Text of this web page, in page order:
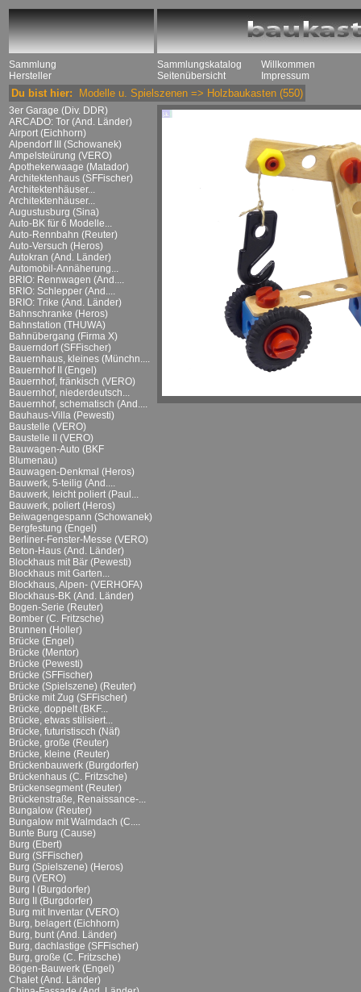
Sammlung
Hersteller
Sammlungskatalog
Seitenübersicht
Willkommen
Impressum
Du bist hier: Modelle u. Spielszenen => Holzbaukasten (550)
3er Garage (Div. DDR)
ARCADO: Tor (And. Länder)
Airport (Eichhorn)
Alpendorf III (Schowanek)
Ampelsteürung (VERO)
Apothekerwaage (Matador)
Architektenhaus (SFFischer)
Architektenhäuser...
Architektenhäuser...
Augustusburg (Sina)
Auto-BK für 6 Modelle...
Auto-Rennbahn (Reuter)
Auto-Versuch (Heros)
Autokran (And. Länder)
Automobil-Annäherung...
BRIO: Rennwagen (And....
BRIO: Schlepper (And....
BRIO: Trike (And. Länder)
Bahnschranke (Heros)
Bahnstation (THUWA)
Bahnübergang (Firma X)
Bauerndorf (SFFischer)
Bauernhaus, kleines (Münchn....
Bauernhof II (Engel)
Bauernhof, fränkisch (VERO)
Bauernhof, niederdeutsch...
Bauernhof, schematisch (And....
Bauhaus-Villa (Pewesti)
Baustelle (VERO)
Baustelle II (VERO)
Bauwagen-Auto (BKF
Blumenau)
Bauwagen-Denkmal (Heros)
Bauwerk, 5-teilig (And....
Bauwerk, leicht poliert (Paul...
Bauwerk, poliert (Heros)
Beiwagengespann (Schowanek)
Bergfestung (Engel)
Berliner-Fenster-Messe (VERO)
Beton-Haus (And. Länder)
Blockhaus mit Bär (Pewesti)
Blockhaus mit Garten...
Blockhaus, Alpen- (VERHOFA)
Blockhaus-BK (And. Länder)
Bogen-Serie (Reuter)
Bomber (C. Fritzsche)
Brunnen (Holler)
Brücke (Engel)
Brücke (Mentor)
Brücke (Pewesti)
Brücke (SFFischer)
Brücke (Spielszene) (Reuter)
Brücke mit Zug (SFFischer)
Brücke, doppelt (BKF...
Brücke, etwas stilisiert...
Brücke, futuristiscch (Näf)
Brücke, große (Reuter)
Brücke, kleine (Reuter)
Brückenbauwerk (Burgdorfer)
Brückenhaus (C. Fritzsche)
Brückensegment (Reuter)
Brückenstraße, Renaissance-...
Bungalow (Reuter)
Bungalow mit Walmdach (C....
Bunte Burg (Cause)
Burg (Ebert)
Burg (SFFischer)
Burg (Spielszene) (Heros)
Burg (VERO)
Burg I (Burgdorfer)
Burg II (Burgdorfer)
Burg mit Inventar (VERO)
Burg, belagert (Eichhorn)
Burg, bunt (And. Länder)
Burg, dachlastige (SFFischer)
Burg, große (C. Fritzsche)
Bögen-Bauwerk (Engel)
Chalet (And. Länder)